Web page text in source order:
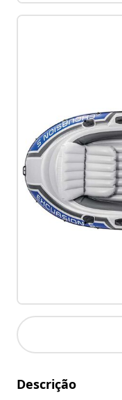
Descrição